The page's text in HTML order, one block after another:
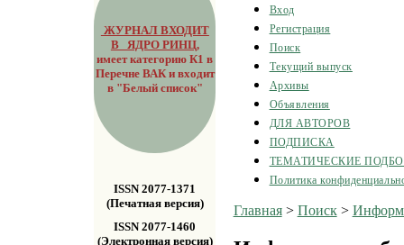
ЖУРНАЛ ВХОДИТ
В ЯДРО РИНЦ,
имеет категорию К1 в
Перечне ВАК и входит
в "Белый список"
ISSN 2077-1371
(Печатная версия)
ISSN 2077-1460
(Электронная версия)
Вход
Регистрация
Поиск
Текущий выпуск
Архивы
Объявления
ДЛЯ АВТОРОВ
ПОДПИСКА
ТЕМАТИЧЕСКИЕ
Политика
Главная> Поиск>